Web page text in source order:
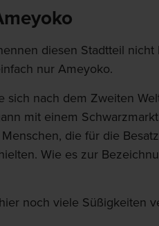
diesen Stadtteil
nur Ameyoko.
sich nach dem Zweiten
mit einem
die für die
Wie es zur
noch viele Süßigkeiten